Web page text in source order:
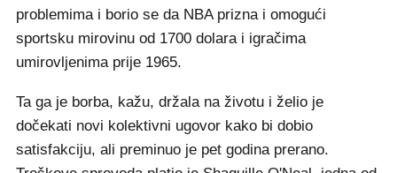
problemima i borio se da NBA prizna i omogući
sportsku mirovinu od 1700 dolara i igračima
umirovljenima prije 1965.
Ta ga je borba, kažu, držala na životu i želio je
dočekati novi kolektivni ugovor kako bi dobio
satisfakciju, ali preminuo je pet godina prerano.